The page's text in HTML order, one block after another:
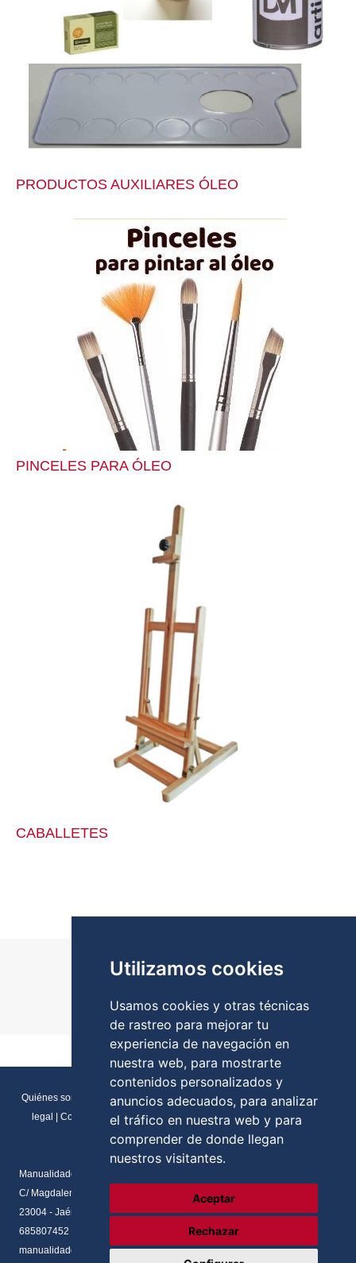
Utilizamos cookies
Usamos cookies y otras técnicas
de rastreo para mejorar tu
experiencia de navegación en
nuestra web, para mostrarte
contenidos personalizados y
anuncios adecuados, para analizar
el tráfico en nuestra web y para
comprender de donde llegan
nuestros visitantes.
Aceptar
Rechazar
PRODUCTOS AUXILIARES ÓLEO
PINCELES PARA ÓLEO
CABALLETES
Quiénes somos Direcciones y contactos|Formulario de contacto|Aviso
legal
Condiciones generales de venta|Política de cookies|RGPD
Preferencias de cookies
Manualidades Flores
C/ Magdalena del prado, N.2 Local
23004 - Jaén - Andalucia
685807452
manualidadesflores@manualnova.com